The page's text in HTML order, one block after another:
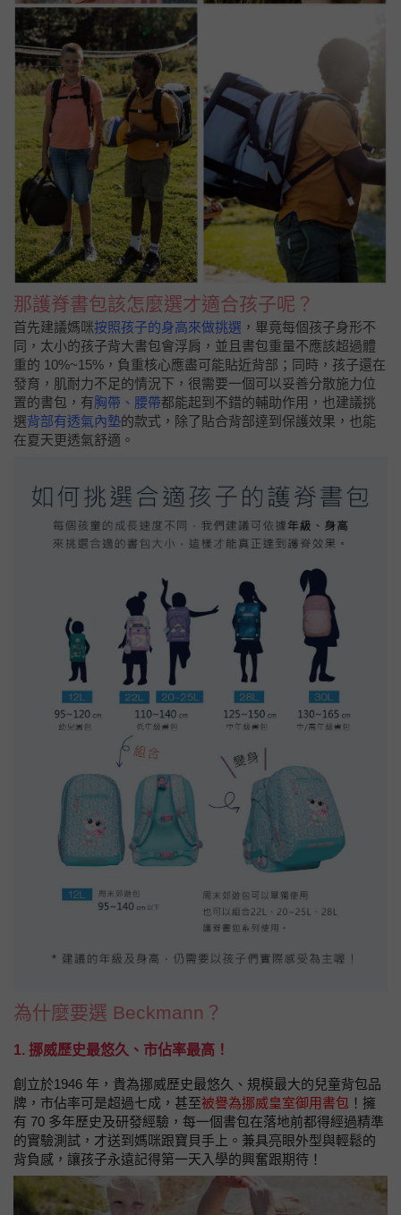
那護脊書包該怎麼選才適合孩子呢？
首先建議媽咪按照孩子的身高來做挑選 ，畢竟每個孩子身形不
同，太小的孩子背大書包會浮肩，並且書包重量不應該超過體
重的 10%~15%，負重核心應盡可能貼近背部；同時，孩子還在
發育，肌耐力不足的情況下，很需要一個可以妥善分散施力位
置的書包，有胸帶、腰帶都能起到不錯的輔助作用，也建議挑
選背部有透氣內墊的款式，除了貼合背部達到保護效果，也能
在夏天更透氣舒適。
為什麼要選 Beckmann？
1. 挪威歷史最悠久、市佔率最高！
創立於1946 年，貴為挪威歷史最悠久、規模最大的兒童背包品
牌，市佔率可是超過七成，甚至被譽為挪威皇室御用書包 ！擁
有 70 多年歷史及研發經驗，每一個書包在落地前都得經過精準
的實驗測試，才送到媽咪跟寶貝手上。兼具亮眼外型與輕鬆的
背負感，讓孩子永遠記得第一天入學的興奮跟期待！